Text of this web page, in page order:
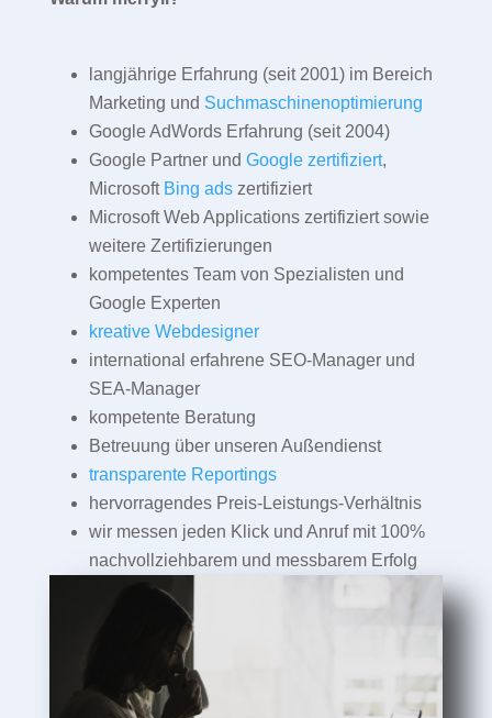
langjährige Erfahrung (seit 2001) im Bereich
Marketing und Suchmaschinenoptimierung
Google AdWords Erfahrung (seit 2004)
Google Partner und Google zertifiziert,
Microsoft Bing adszertifiziert
Microsoft Web Applications zertifiziert sowie
weitere Zertifizierungen
kompetentes Team von Spezialisten und
Google Experten
kreative Webdesigner
international erfahrene SEO-Manager und
SEA-Manager
kompetente Beratung
Betreuung über unseren Außendienst
transparente Reportings
hervorragendes Preis-Leistungs-Verhältnis
wir messen jeden Klick und Anruf mit 100%
nachvollziehbarem und messbarem Erfolg